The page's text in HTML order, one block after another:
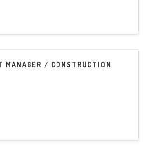
MANAGER / CONSTRUCTION